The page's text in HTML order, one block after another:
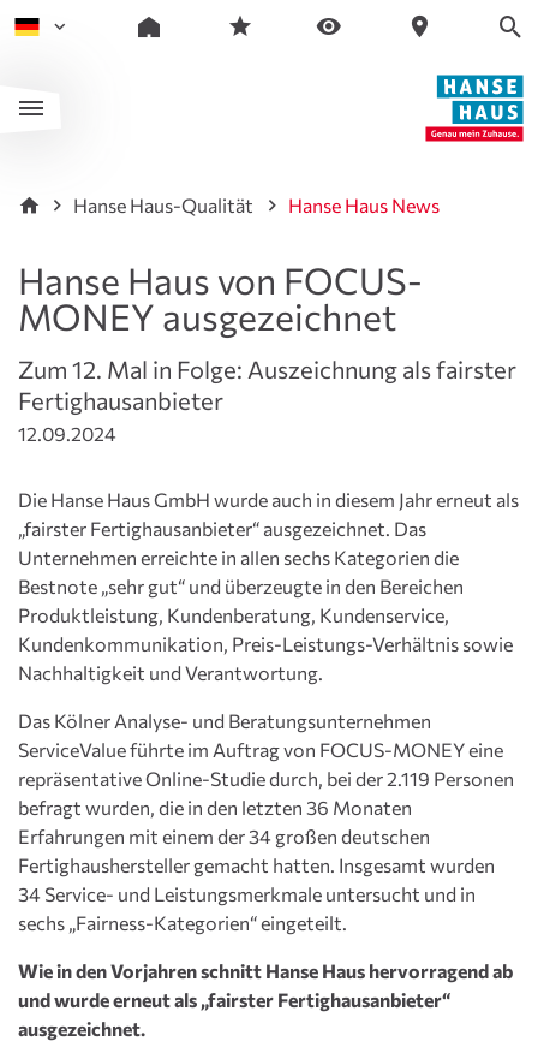
Hanse Haus-Qualität Hanse Haus News
Zum 12. Mal in Folge: Auszeichnung als fairster
Fertighausanbieter
Hanse Haus von FOCUS-
MONEY ausgezeichnet
12.09.2024
Die Hanse Haus GmbH wurde auch in diesem Jahr erneut als
„fairster Fertighausanbieter“ ausgezeichnet. Das
Unternehmen erreichte in allen sechs Kategorien die
Bestnote „sehr gut“ und überzeugte in den Bereichen
Produktleistung, Kundenberatung, Kundenservice,
Kundenkommunikation, Preis-Leistungs-Verhältnis sowie
Nachhaltigkeit und Verantwortung.
Das Kölner Analyse- und Beratungsunternehmen
ServiceValue führte im Auftrag von FOCUS-MONEY eine
repräsentative Online-Studie durch, bei der 2.119 Personen
befragt wurden, die in den letzten 36 Monaten
Erfahrungen mit einem der 34 großen deutschen
Fertighaushersteller gemacht hatten. Insgesamt wurden
34 Service- und Leistungsmerkmale untersucht und in
sechs „Fairness-Kategorien“ eingeteilt.
Wie in den Vorjahren schnitt Hanse Haus hervorragend ab
und wurde erneut als „fairster Fertighausanbieter“
ausgezeichnet.